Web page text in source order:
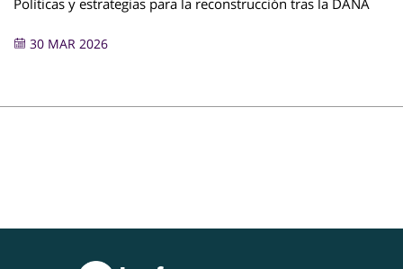
Políticas y estrategias para la reconstrucción tras la DANA
30 MAR 2026